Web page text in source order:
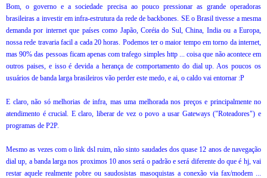
Bom, o governo e a sociedade precisa ao pouco pressionar as grande operadoras
brasileiras a investir em infra-estrutura da rede de backbones. SE o Brasil tivesse a mesma
demanda por internet que países como Japão, Coréia do Sul, China, India ou a Europa,
nossa rede travaria facil a cada 20 horas. Podemos ter o maior tempo em torno da internet,
mas 90% das pessoas ficam apenas com trafego simples http ... coisa que não acontece em
outros paises, e isso é devida a herança de comportamento do dial up. Aos poucos os
usuários de banda larga brasileiros vão perder este medo, e ai, o caldo vai entornar :P
E claro, não só melhorias de infra, mas uma melhorada nos preços e principalmente no
atendimento é crucial. E claro, liberar de vez o povo a usar Gateways ("Roteadores") e
programas de P2P.
Mesmo as vezes com o link dsl ruim, não sinto saudades dos quase 12 anos de navegação
dial up, a banda larga nos proximos 10 anos será o padrão e será diferente do que é hj, vai
restar aquele realmente pobre ou saudosistas masoquistas a conexão via fax/modem ...